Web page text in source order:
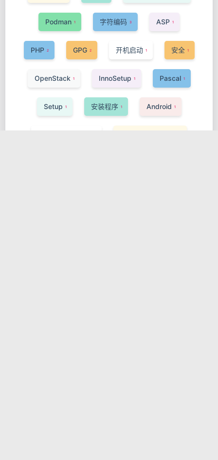
Podman 1 字符编码 3 ASP 1
PHP 2 GPG 2 开机启动 1 安全 1
OpenStack 1 InnoSetup 1 Pascal 1
Setup 1 安装程序 1 Android 1